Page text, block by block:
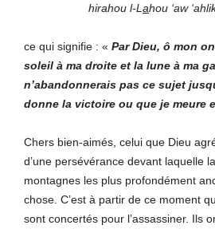
hirahou l-L ahou ‘aw
ce qui signifie : « Par Dieu, ô mon
soleil à ma droite et la lune à ma
n’abandonnerais pas ce sujet
donne la victoire ou que je meure
Chers bien-aimés, celui que Dieu
d’une persévérance devant laquelle
montagnes les plus profondément
chose. C’est à partir de ce moment
sont concertés pour l’assassiner. Ils